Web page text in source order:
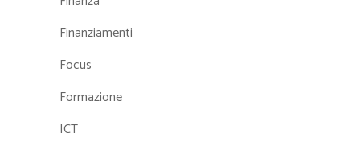
Finanziamenti
Focus
Formazione
ICT